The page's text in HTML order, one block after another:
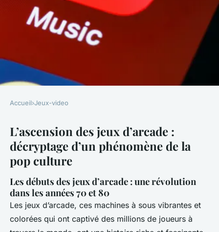
L'ascension des jeux d'arcade :
décryptage d'un phénomène
de la pop culture
Noam•30 mars 2025•6 min de lecture
Accueil›Jeux-video
L’ascension des jeux d’arcade :
décryptage d’un phénomène de la
pop culture
Les débuts des jeux d’arcade : une révolution
dans les années 70 et 80
Les jeux d’arcade, ces machines à sous vibrantes et
colorées qui ont captivé des millions de joueurs à